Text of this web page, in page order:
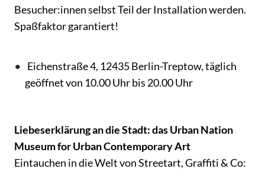
Besucher:innen selbst Teil der Installation werden.
Spaßfaktor garantiert!
Eichenstraße 4, 12435 Berlin-Treptow, täglich
geöffnet von 10.00 Uhr bis 20.00 Uhr
Liebeserklärung an die Stadt: das Urban Nation
Museum for Urban Contemporary Art
Eintauchen in die Welt von Streetart, Graffiti & Co: